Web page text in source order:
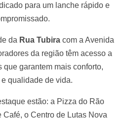
para um lanche rápido e
da Rua Tubira com a Avenida
da região têm acesso a
que garantem mais conforto,
qualidade de vida.
estão: a Pizza do Rão
Café, o Centro de Lutas Nova